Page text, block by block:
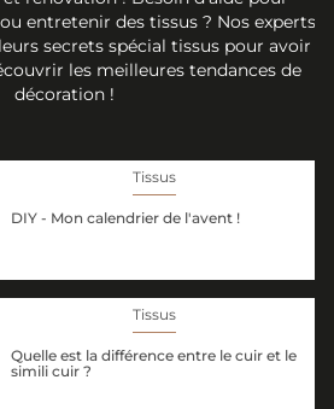
entretenir des tissus ? Nos experts
secrets spécial tissus pour avoir
les meilleures tendances de
décoration !
Tissus
DIY - Mon calendrier de l'avent !
Tissus
Quelle est la différence entre le cuir et le
simili cuir ?